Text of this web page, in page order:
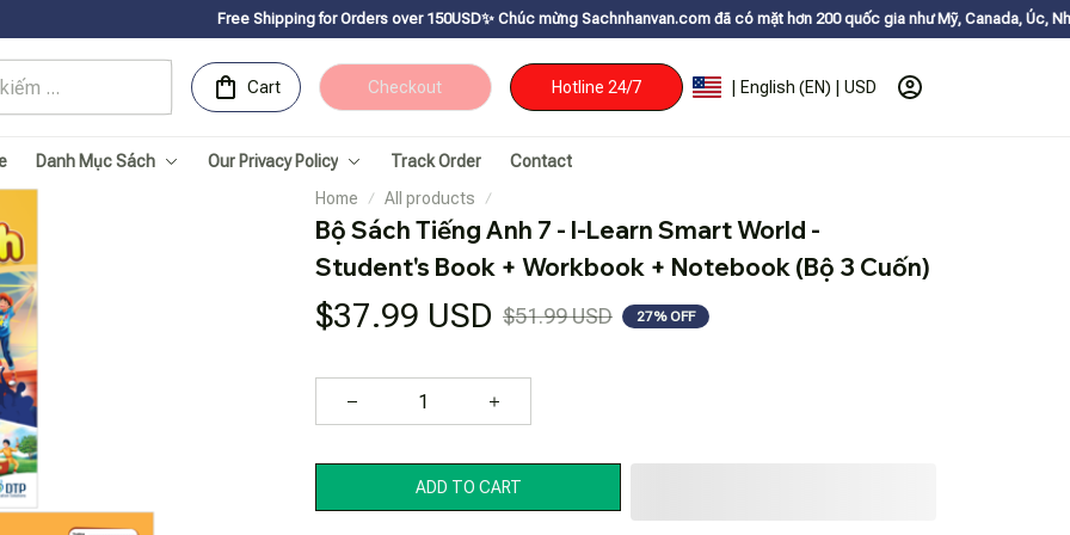
Free Shipping for Orders over 150USDㅤ✨ Chúc mừng Sachnhanvan.com đã có mặt hơn 200 quốc gia như Mỹ, Canada, Úc, Nhật, Hàn, và các
Cart Checkout Hotline 24/7 | English (EN) | USD
Danh Mục Sách Our Privacy Policy Track Order
Contact
Home
All products
Bộ Sách Tiếng Anh 7 - I-Learn Smart World -
Student's Book + Workbook + Notebook (Bộ 3 Cuốn)
$37.99 USD $51.99 USD 27% OFF
ADD TO CART